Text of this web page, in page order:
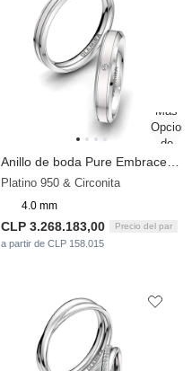
Platino 950 & Circonita
4.0 mm
CLP 3.268.183,00 Precio del par
a partir de CLP 158.015